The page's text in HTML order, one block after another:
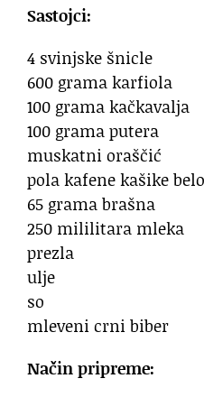
Sastojci:
4 svinjske šnicle
600 grama karfiola
100 grama kačkavalja
100 grama putera
muskatni oraščić
pola kafene kašike
65 grama brašna
250 mililitara mleka
prezla
ulje
so
mleveni crni biber
Način pripreme: